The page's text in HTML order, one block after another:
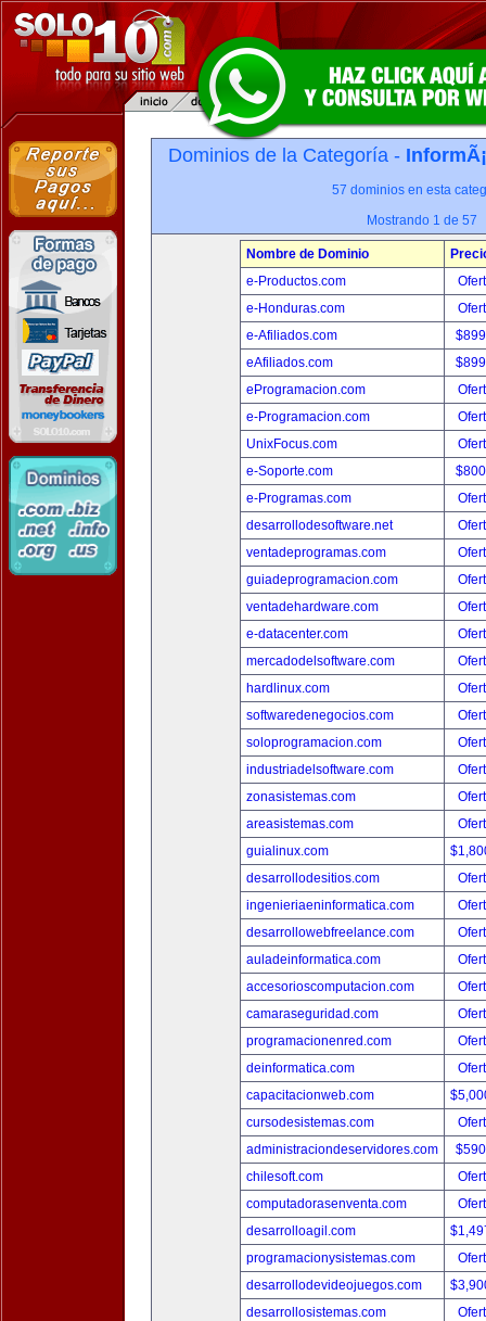
Dominios de la Categoría -
57 dominios en esta
Mostrando 1 de 57
Nombre de Dominio
e-Productos.com
e-Honduras.com
e-Afiliados.com
eAfiliados.com
eProgramacion.com
e-Programacion.com
UnixFocus.com
e-Soporte.com
e-Programas.com
desarrollodesoftware.net
ventadeprogramas.com
guiadeprogramacion.com
ventadehardware.com
e-datacenter.com
mercadodelsoftware.com
hardlinux.com
softwaredenegocios.com
soloprogramacion.com
industriadelsoftware.com
zonasistemas.com
areasistemas.com
guialinux.com
desarrollodesitios.com
ingenieriaeninformatica.com
desarrollowebfreelance.com
auladeinformatica.com
accesorioscomputacion.com
camaraseguridad.com
programacionenred.com
deinformatica.com
capacitacionweb.com
cursodesistemas.com
administraciondeservidores.com
chilesoft.com
computadorasenventa.com
desarrolloagil.com
programacionysistemas.com
desarrollodevideojuegos.com
desarrollosistemas.com